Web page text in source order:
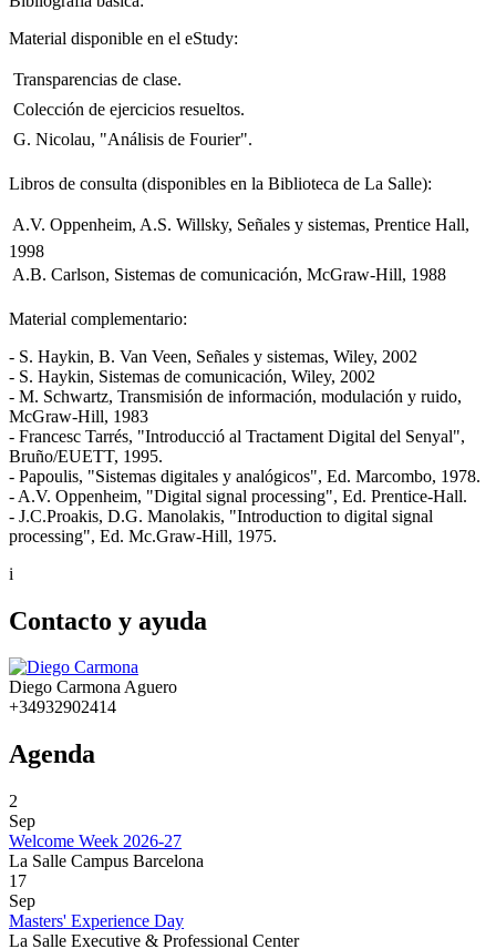
Material disponible en el eStudy:
 Transparencias de clase.
 Colección de ejercicios resueltos.
 G. Nicolau, "Análisis de Fourier".
Libros de consulta (disponibles en la Biblioteca de La Salle):
 A.V. Oppenheim, A.S. Willsky, Señales y sistemas, Prentice Hall,
1998
 A.B. Carlson, Sistemas de comunicación, McGraw-Hill, 1988
Material complementario:
- S. Haykin, B. Van Veen, Señales y sistemas, Wiley, 2002
- S. Haykin, Sistemas de comunicación, Wiley, 2002
- M. Schwartz, Transmisión de información, modulación y ruido,
McGraw-Hill, 1983
- Francesc Tarrés, "Introducció al Tractament Digital del Senyal",
Bruño/EUETT, 1995.
- Papoulis, "Sistemas digitales y analógicos", Ed. Marcombo, 1978.
- A.V. Oppenheim, "Digital signal processing", Ed. Prentice-Hall.
- J.C.Proakis, D.G. Manolakis, "Introduction to digital signal
processing", Ed. Mc.Graw-Hill, 1975.
i
Contacto y ayuda
Diego Carmona Aguero
+34932902414
Agenda
2
Sep
Welcome Week 2026-27
La Salle Campus Barcelona
17
Sep
Masters' Experience Day
La Salle Executive & Professional Center